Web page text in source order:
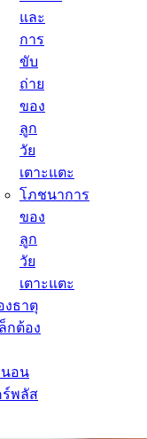
และ
การ
ขับ
ถ่าย
ของ
ลูก
วัย
เตาะแตะ
โภชนาการ
ของ
ลูก
วัย
เตาะแตะ
งธาตุ
กต้อง
นอน
ร์พลัส